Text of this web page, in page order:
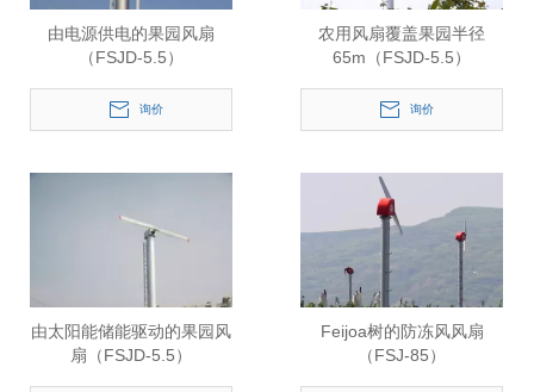
由电源供电的果园风扇
（FSJD-5.5）
询价
农用风扇覆盖果园半径
65m（FSJD-5.5）
询价
由太阳能储能驱动的果园风
扇（FSJD-5.5）
Feijoa树的防冻风风扇
（FSJ-85）